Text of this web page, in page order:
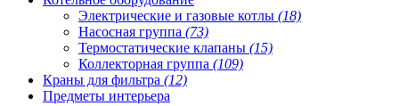
Электрические и газовые котлы (18)
Насосная группа (73)
Термостатические клапаны (15)
Коллекторная группа (109)
Краны для фильтра (12)
Предметы интерьера